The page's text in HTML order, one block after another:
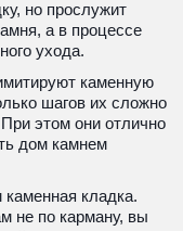
но прослужит
а в процессе
ухода.
каменную
шагов их сложно
этом они отлично
дом камнем
кладка.
не по карману, вы